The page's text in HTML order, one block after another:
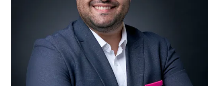
Marketing & communication
Personnel
Recherche & Analyse de marché
Services aux propriétaires